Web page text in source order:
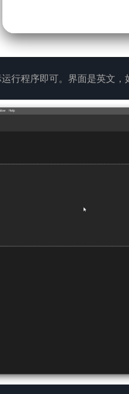
行程序即可。界面是英文，